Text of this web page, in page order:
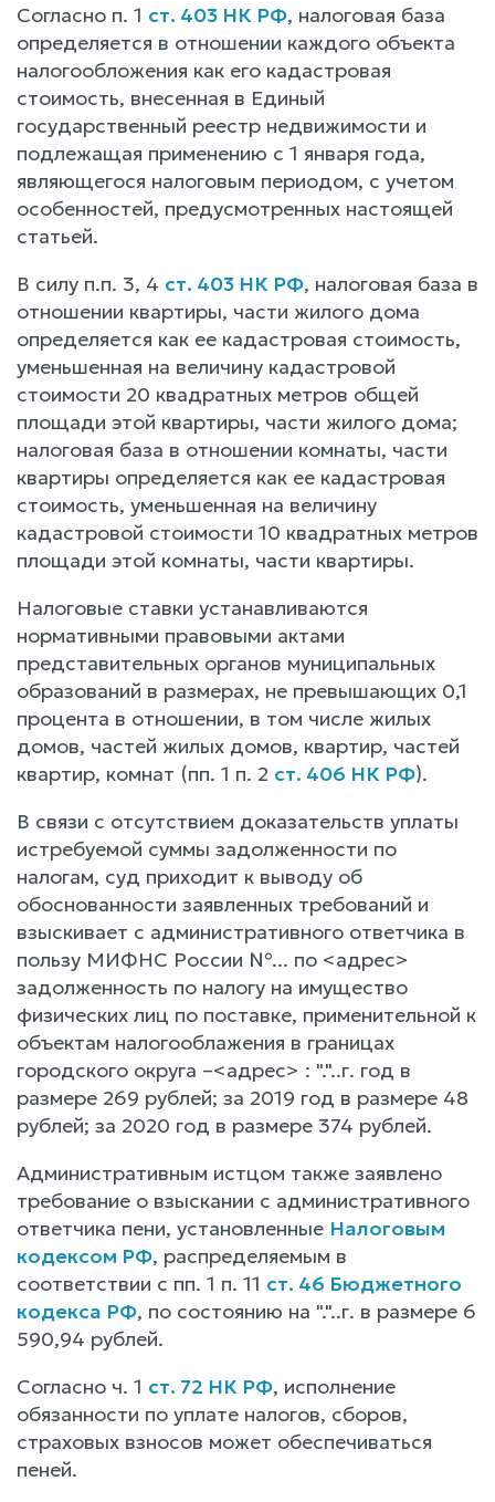
Согласно п. 1 ст. 403 НК РФ, налоговая база
определяется в отношении каждого объекта
налогообложения как его кадастровая
стоимость, внесенная в Единый
государственный реестр недвижимости и
подлежащая применению с 1 января года,
являющегося налоговым периодом, с учетом
особенностей, предусмотренных настоящей
статьей.
В силу п.п. 3, 4 ст. 403 НК РФ, налоговая база в
отношении квартиры, части жилого дома
определяется как ее кадастровая стоимость,
уменьшенная на величину кадастровой
стоимости 20 квадратных метров общей
площади этой квартиры, части жилого дома;
налоговая база в отношении комнаты, части
квартиры определяется как ее кадастровая
стоимость, уменьшенная на величину
кадастровой стоимости 10 квадратных метров
площади этой комнаты, части квартиры.
Налоговые ставки устанавливаются
нормативными правовыми актами
представительных органов муниципальных
образований в размерах, не превышающих 0,1
процента в отношении, в том числе жилых
домов, частей жилых домов, квартир, частей
квартир, комнат (пп. 1 п. 2 ст. 406 НК РФ).
В связи с отсутствием доказательств уплаты
истребуемой суммы задолженности по
налогам, суд приходит к выводу об
обоснованности заявленных требований и
взыскивает с административного ответчика в
пользу МИФНС России №... по <адрес>
задолженность по налогу на имущество
физических лиц по поставке, применительной к
объектам налогооблажения в границах
городского округа –<адрес> : "."..г. год в
размере 269 рублей; за 2019 год в размере 48
рублей; за 2020 год в размере 374 рублей.
Административным истцом также заявлено
требование о взыскании с административного
ответчика пени, установленные Налоговым
кодексом РФ, распределяемым в
соответствии с пп. 1 п. 11 ст. 46 Бюджетного
кодекса РФ, по состоянию на "."..г. в размере 6
590,94 рублей.
Согласно ч. 1 ст. 72 НК РФ, исполнение
обязанности по уплате налогов, сборов,
страховых взносов может обеспечиваться
пеней.